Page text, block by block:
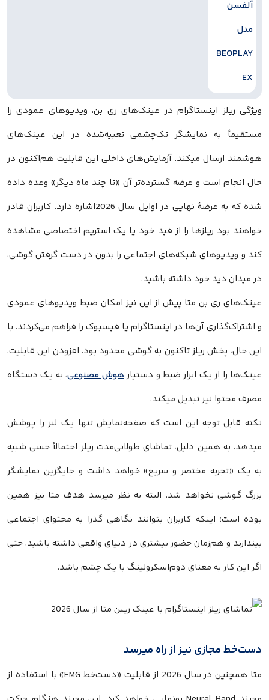
ویژگی ریلز اینستاگرام در عینک‌های ری بن، ویدیوهای عمودی را
مستقیماً به نمایشگر تک‌چشمی تعبیه‌شده در این عینک‌های
هوشمند ارسال میکند. آزمایش‌های داخلی این قابلیت هم‌اکنون در
حال انجام است و عرضه گسترده‌تر آن «تا چند ماه دیگر» وعده داده
شده که به عرضهٔ نهایی در اوایل سال 2026اشاره دارد. کاربران قادر
خواهند بود ریلزها را از فید خود یا یک استریم اختصاصی مشاهده
کند و ویدیوهای شبکه‌های اجتماعی را بدون در دست گرفتن گوشی،
در میدان دید خود داشته باشید.
عینک‌های ری بن متا پیش از این نیز امکان ضبط ویدیوهای عمودی
و اشتراک‌گذاری آن‌ها در اینستاگرام یا فیسبوک را فراهم می‌کردند. با
این حال، پخش ریلز تاکنون به گوشی محدود بود. افزودن این قابلیت،
عینک‌ها را از یک ابزار ضبط و دستیارهوش مصنوعی، به یک دستگاه
مصرف محتوا نیز تبدیل میکند.
نکته قابل توجه این است که صفحه‌نمایش تنها یک لنز را پوشش
میدهد. به همین دلیل، تماشای طولانی‌مدت ریلز احتمالاً حسی شبیه
به یک «تجربه مختصر و سریع» خواهد داشت و جایگزین نمایشگر
بزرگ گوشی نخواهد شد. البته به نظر میرسد هدف متا نیز همین
بوده است؛ اینکه کاربران بتوانند نگاهی گذرا به محتوای اجتماعی
بیندازند و هم‌زمان حضور بیشتری در دنیای واقعی داشته باشید، حتی
اگر این کار به معنای دوم‌اسکرولینگ با یک چشم باشد.
دست‌خط مجازی نیز از راه میرسد
متا همچنین در سال 2026 از قابلیت «دست‌خط EMG» با استفاده از